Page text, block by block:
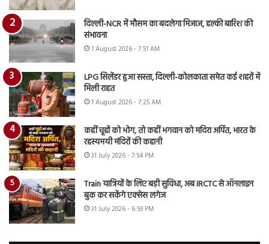
दिल्ली-NCR में मौसम का बदलेगा मिजाज, हल्की बारिश की
संभावना
1 August 2026 - 7:51 AM
LPG सिलेंडर हुआ सस्ता, दिल्ली-कोलकाता समेत कई शहरों में
मिली राहत
1 August 2026 - 7:25 AM
कहीं चूहों को भोग, तो कहीं भगवान को मदिरा अर्पित, भारत के
रहस्यमयी मंदिरों की कहानी
31 July 2026 - 7:54 PM
Train यात्रियों के लिए बड़ी सुविधा, अब IRCTC से ऑनलाइन
बुक कर सकेंगे एक्सेस लगेज
31 July 2026 - 6:59 PM